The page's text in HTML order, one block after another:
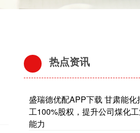
热点资讯
盛瑞德优配APP下载 甘肃能
工100%股权，提升公司煤化
能力